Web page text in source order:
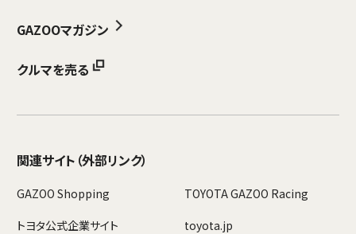
GAZOOマガジン
クルマを売る
関連サイト （外部リンク）
GAZOO Shopping
TOYOTA GAZOO Racing
トヨタ公式企業サイト
toyota.jp